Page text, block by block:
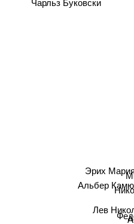
Чарльз Буковски
Лев
Альбер Камю
Эрих